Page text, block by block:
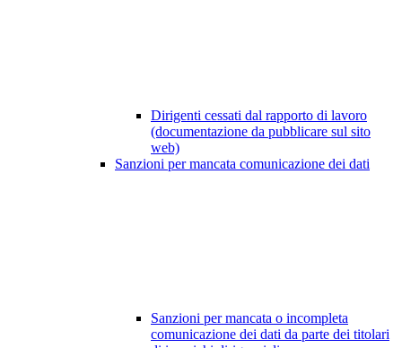
Dirigenti cessati dal rapporto di lavoro
(documentazione da pubblicare sul sito
web)
Sanzioni per mancata comunicazione dei dati
Sanzioni per mancata o incompleta
comunicazione dei dati da parte dei titolari